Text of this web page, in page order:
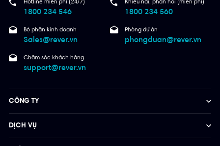
Hotline miễn phí (24/7)
1800 234 546
Khiếu nại, phản hồi (miễn phí)
1800 234 560
Bộ phận kinh doanh
Sales@rever.vn
Phòng dự án
phongduan@rever.vn
Chăm sóc khách hàng
support@rever.vn
CÔNG TY
DỊCH VỤ